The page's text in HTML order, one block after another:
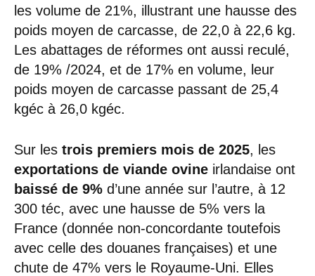
les volume de 21%, illustrant une hausse des
poids moyen de carcasse, de 22,0 à 22,6 kg.
Les abattages de réformes ont aussi reculé,
de 19% /2024, et de 17% en volume, leur
poids moyen de carcasse passant de 25,4
kgéc à 26,0 kgéc.
Sur les trois premiers mois de 2025, les
exportations de viande ovine irlandaise ont
baissé de 9% d’une année sur l’autre, à 12
300 téc, avec une hausse de 5% vers la
France (donnée non-concordante toutefois
avec celle des douanes françaises) et une
chute de 47% vers le Royaume-Uni. Elles